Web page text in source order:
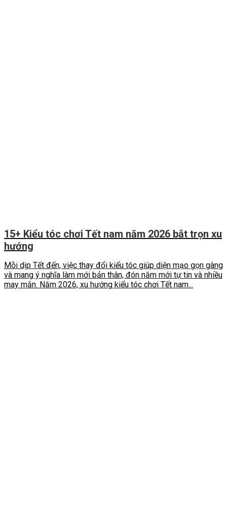
15+ Kiểu tóc chơi Tết nam năm 2026 bắt trọn xu
hướng
Mỗi dịp Tết đến, việc thay đổi kiểu tóc giúp diện mạo gọn gàng
và mang ý nghĩa làm mới bản thân, đón năm mới tự tin và nhiều
may mắn. Năm 2026, xu hướng kiểu tóc chơi Tết nam...